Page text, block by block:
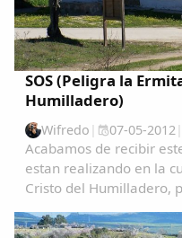
SOS (Peligra la
Humilladero)
Wifredo | 07-05-2012|
Acabamos de recibir
estan realizando en la
Cristo del Humilladero,
estructura, es un
interes, tanto